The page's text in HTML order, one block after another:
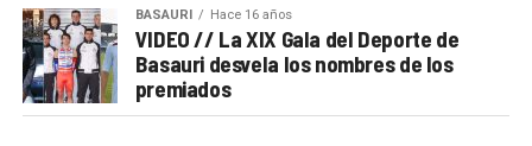
BASAURI Hace 16 años
VIDEO // La XIX Gala del Deporte de
Basauri desvela los nombres de los
premiados